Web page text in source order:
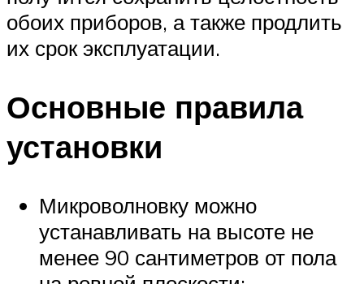
обоих приборов, а также продлить
их срок эксплуатации.
Основные правила
установки
Микроволновку можно
устанавливать на высоте не
менее 90 сантиметров от пола